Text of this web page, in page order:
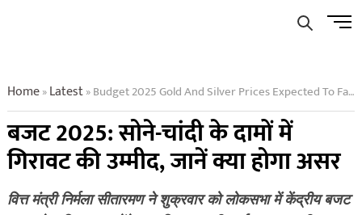
Menu
Home»Latest»Budget 2025 Gold And Silver Prices Expected To Fall Know What Will Be The Impact
बजट 2025: सोने-चांदी के दामों में
गिरावट की उम्मीद, जानें क्या होगा असर
वित्त मंत्री निर्मला सीतारमण ने शुक्रवार को लोकसभा में केंद्रीय बजट